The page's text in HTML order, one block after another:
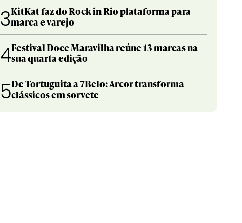
3KitKat faz do Rock in Rio plataforma para
marca e varejo
4Festival Doce Maravilha reúne 13 marcas na
sua quarta edição
5De Tortuguita a 7Belo: Arcor transforma
clássicos em sorvete